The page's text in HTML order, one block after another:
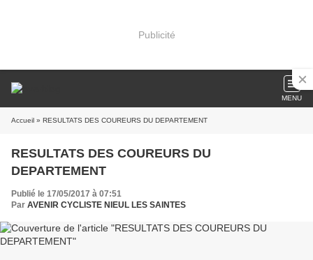
Publicité
MENU
Accueil » RESULTATS DES COUREURS DU DEPARTEMENT
RESULTATS DES COUREURS DU
DEPARTEMENT
Publié le 17/05/2017 à 07:51
Par AVENIR CYCLISTE NIEUL LES SAINTES